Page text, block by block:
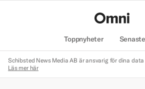
Toppnyheter
Schibsted News Media AB är ansvarig för dina
Läs mer här